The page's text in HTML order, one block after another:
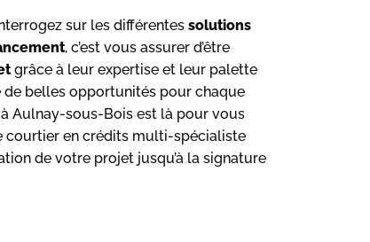
sur les différentes solutions
, c’est vous assurer d’être
grâce à leur expertise et leur palette
de belles opportunités pour chaque
Aulnay-sous-Bois est là pour vous
courtier en crédits multi-spécialiste
de votre projet jusqu’à la signature